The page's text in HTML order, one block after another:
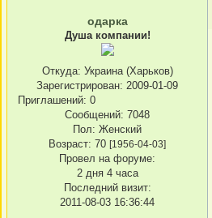
одарка
Душа компании!
Откуда: Украина (Харьков)
Зарегистрирован: 2009-01-09
Приглашений: 0
Сообщений: 7048
Пол: Женский
Возраст: 70 [1956-04-03]
Провел на форуме:
2 дня 4 часа
Последний визит:
2011-08-03 16:36:44